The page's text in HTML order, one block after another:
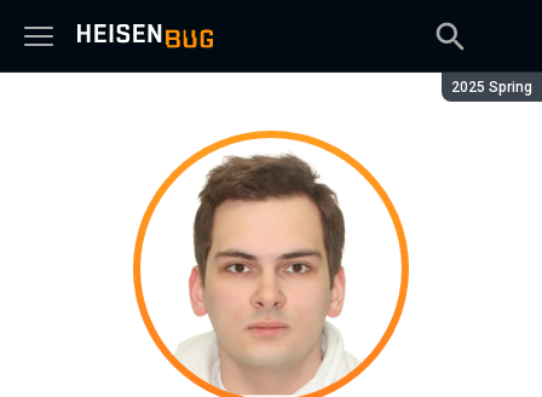
Сезон:
2025 Spring